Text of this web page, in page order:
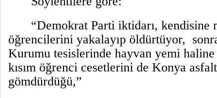
“Demokrat Parti iktidarı, kendisine
öğrencilerini yakalayıp öldürtüyor,
Kurumu tesislerinde hayvan yemi
kısım öğrenci cesetlerini de Konya
gömdürdüğü,”